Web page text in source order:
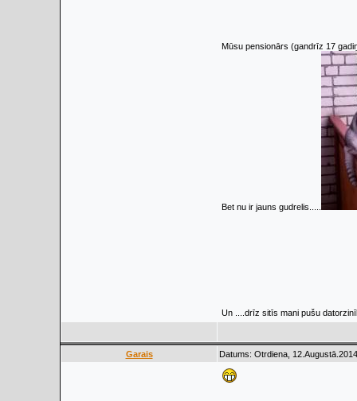
Mūsu pensionārs (gandrīz 17
Bet nu ir jauns gudrelis.....
Un ....drīz sitīs mani pušu
Garais Datums: Otrdiena,